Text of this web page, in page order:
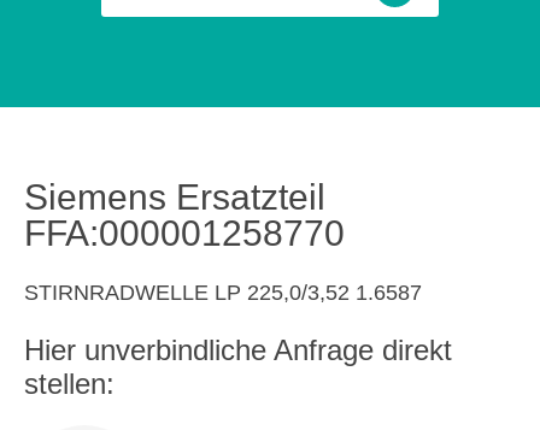
Siemens Ersatzteil
FFA:000001258770
STIRNRADWELLE LP 225,0/3,52 1.6587
Hier unverbindliche Anfrage direkt
stellen: